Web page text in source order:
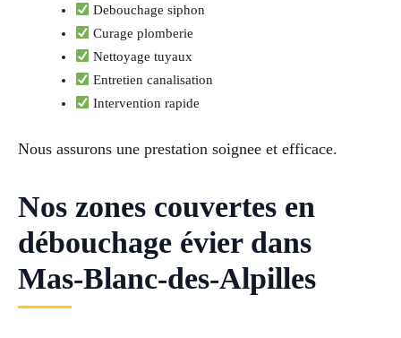
Debouchage siphon
Curage plomberie
Nettoyage tuyaux
Entretien canalisation
Intervention rapide
Nous assurons une prestation soignee et efficace.
Nos zones couvertes en
débouchage évier dans
Mas-Blanc-des-Alpilles